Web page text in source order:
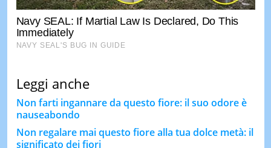
Leggi anche
Non farti ingannare da questo fiore: il suo odore è
nauseabondo
Non regalare mai questo fiore alla tua dolce metà: il
significato dei fiori